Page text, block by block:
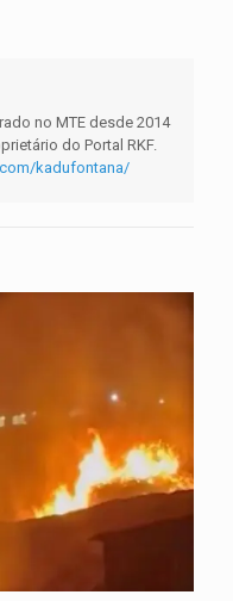
no MTE desde 2014
do Portal RKF.
kadufontana/